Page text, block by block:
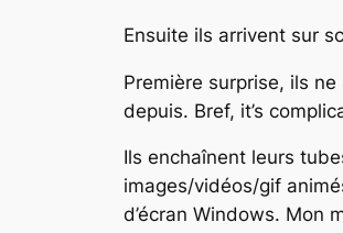
Ensuite ils arrivent sur
Première surprise, ils
depuis. Bref, it’s
Ils enchaînent leurs
images/vidéos/gif
d’écran Windows. Mon